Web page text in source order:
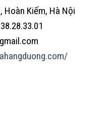
Hoàn Kiếm, Hà Nội